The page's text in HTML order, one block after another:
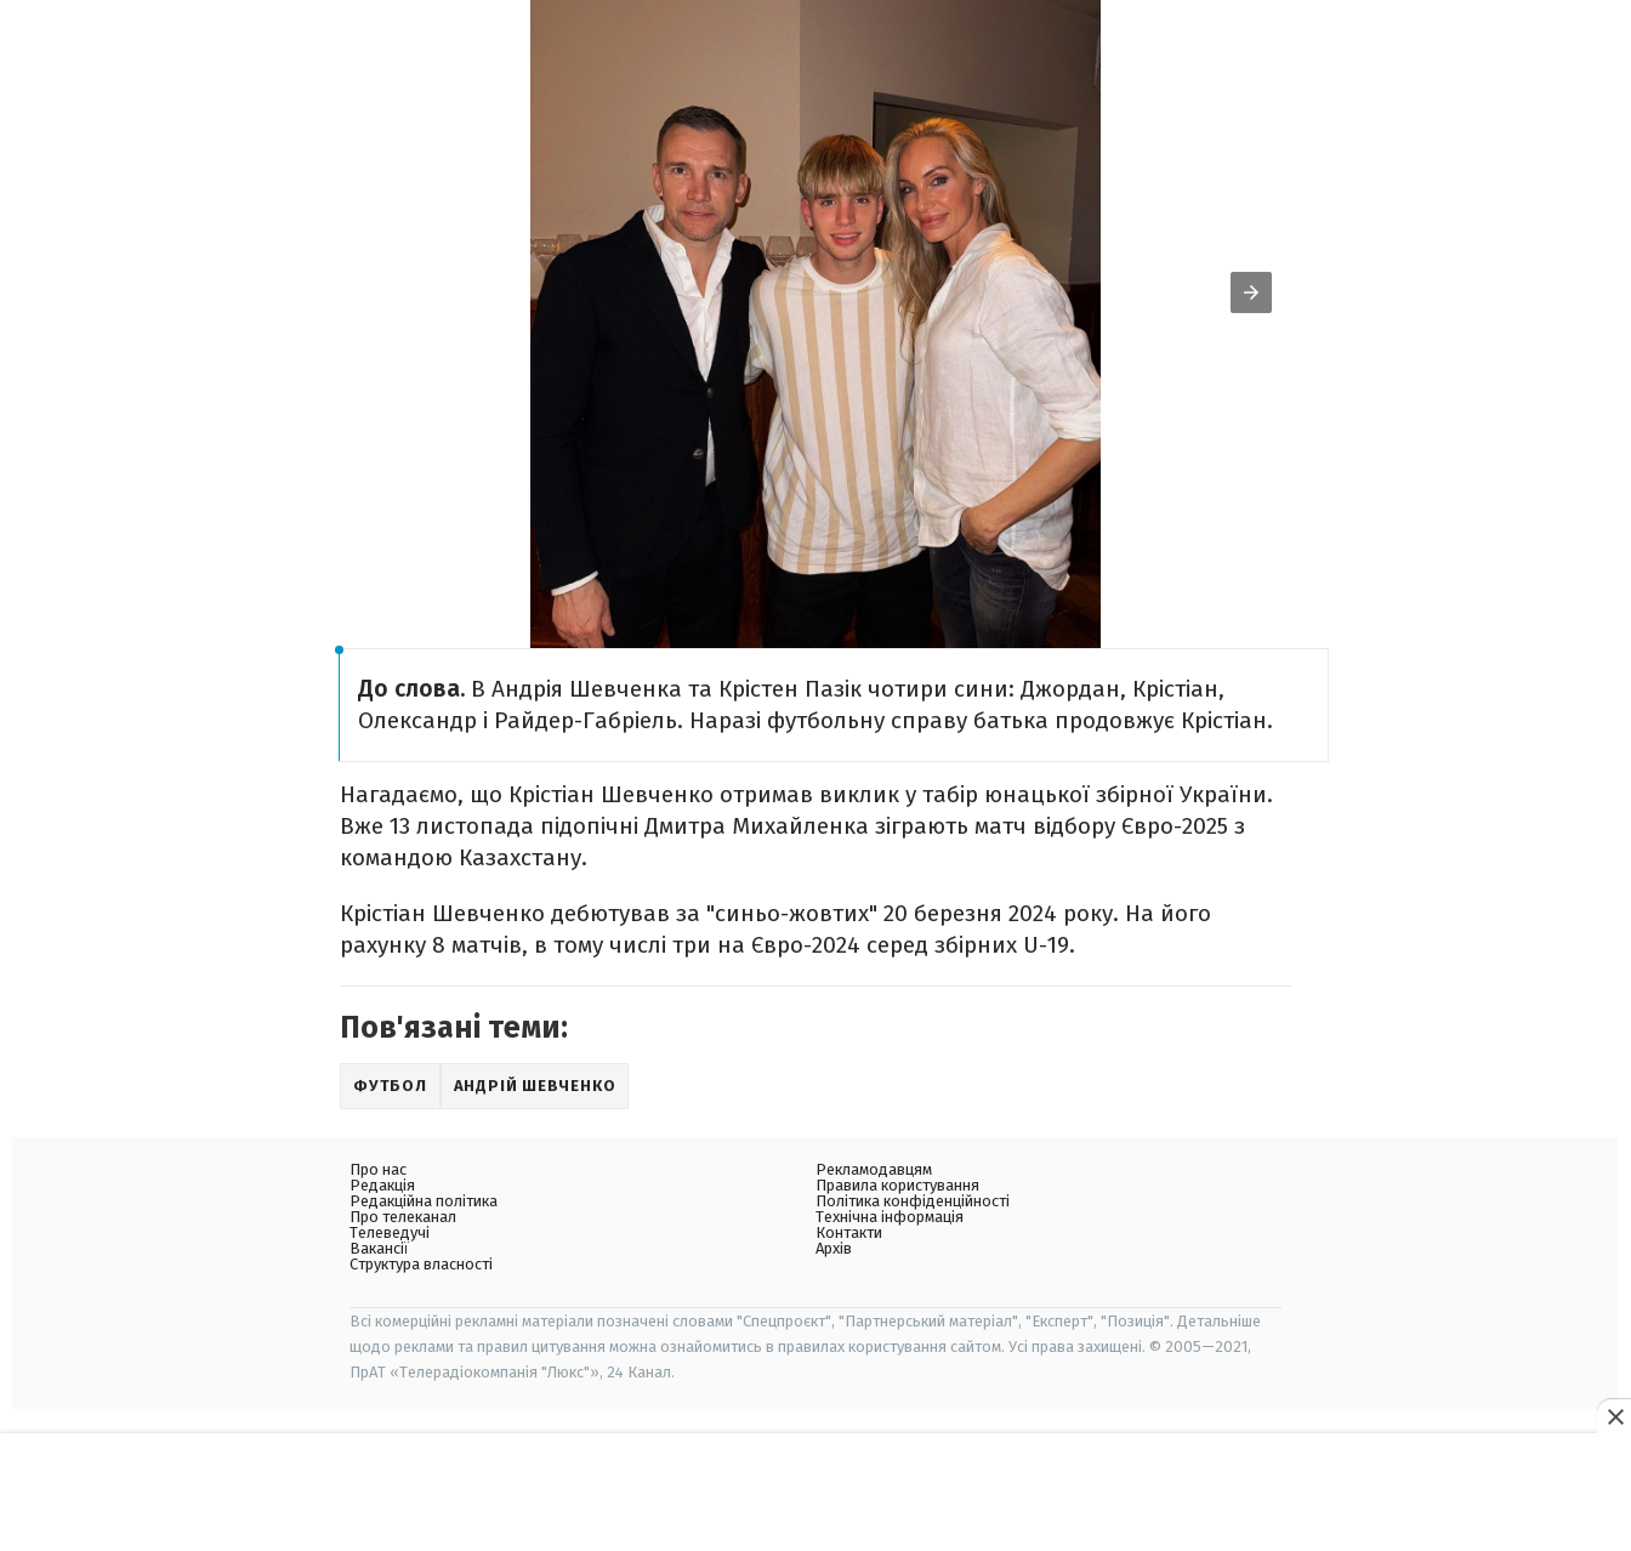
До слова. В Андрія Шевченка та Крістен Пазік чотири сини: Джордан, Крістіан,
Олександр і Райдер-Габріель. Наразі футбольну справу батька продовжує Крістіан.
Нагадаємо, що Крістіан Шевченко отримав виклик у табір юнацької збірної України.
Вже 13 листопада підопічні Дмитра Михайленка зіграють матч відбору Євро-2025 з
командою Казахстану.
Крістіан Шевченко дебютував за "синьо-жовтих" 20 березня 2024 року. На його
рахунку 8 матчів, в тому числі три на Євро-2024 серед збірних U-19.
Пов'язані теми:
ФУТБОЛ АНДРІЙ ШЕВЧЕНКО
Про нас
Редакція
Редакційна політика
Про телеканал
Телеведучі
Вакансії
Структура власності
Рекламодавцям
Правила користування
Політика конфіденційності
Технічна інформація
Контакти
Архів
Всі комерційні рекламні матеріали позначені словами "Спецпроєкт", "Партнерський матеріал", "Експерт", "Позиція". Детальніше
щодо реклами та правил цитування можна ознайомитись в правилах користування сайтом. Усі права захищені. © 2005—2021,
ПрАТ «Телерадіокомпанія "Люкс"», 24 Канал.